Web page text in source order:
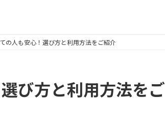
の人も安心！選び方と利用方法をご紹介
び方と利用方法をご